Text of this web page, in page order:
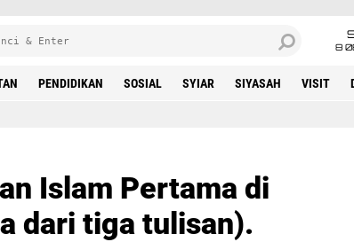
8
PENDIDIKAN SOSIAL SYIAR SIYASAH VISIT
Islam Pertama di
dari tiga tulisan).